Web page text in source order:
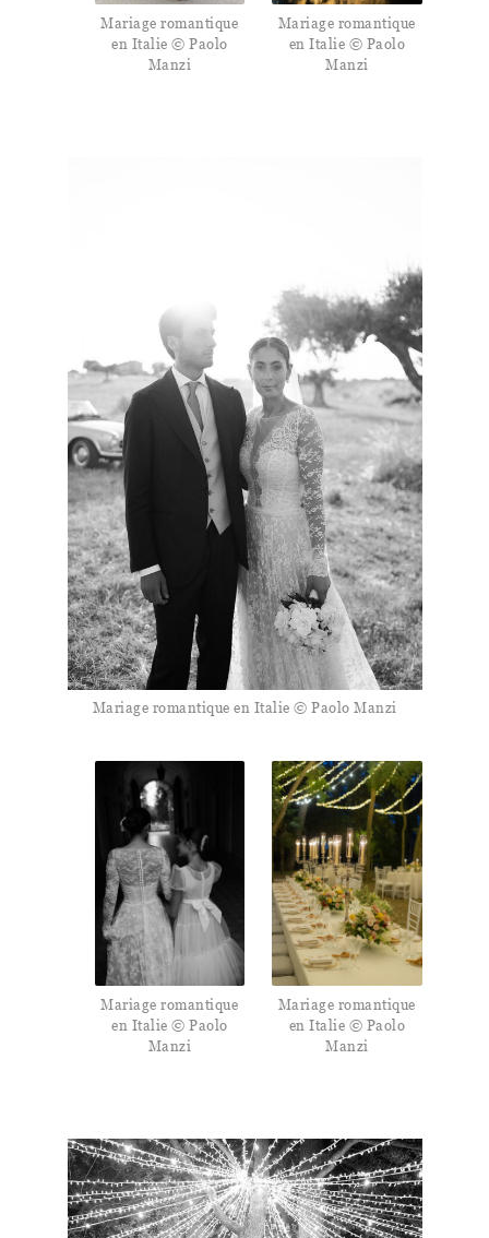
Mariage romantique
en Italie © Paolo
Manzi
Mariage romantique
en Italie © Paolo
Manzi
Mariage romantique en Italie © Paolo Manzi
Mariage romantique
en Italie © Paolo
Manzi
Mariage romantique
en Italie © Paolo
Manzi